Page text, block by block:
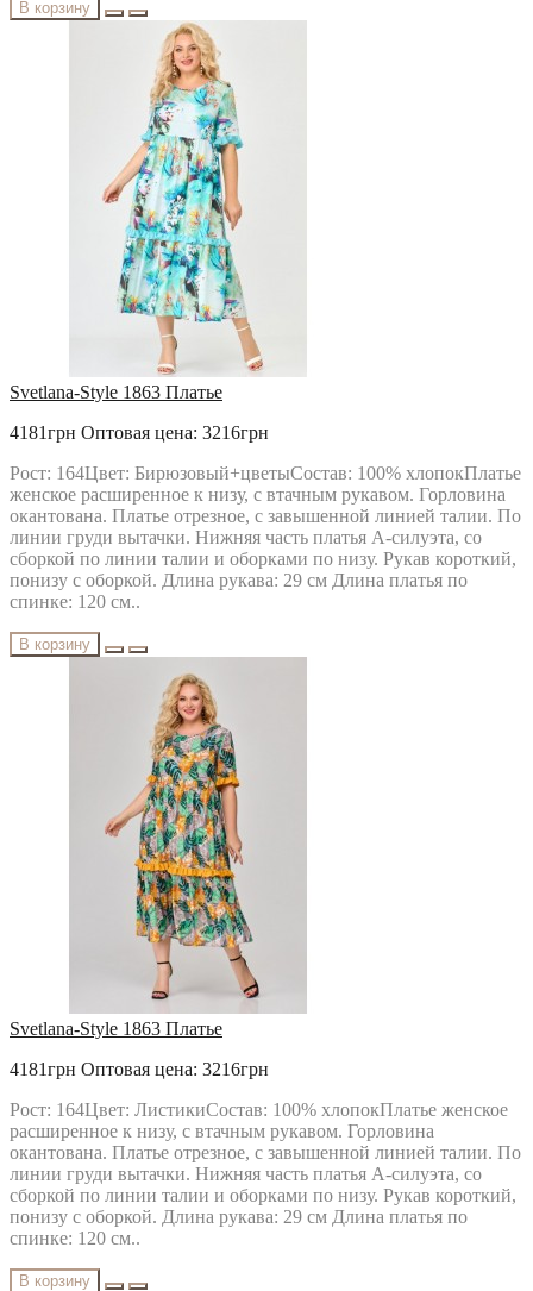
В корзину
Svetlana-Style 1863 Платье
4181грн Оптовая цена: 3216грн
Рост: 164Цвет: Бирюзовый+цветыСостав: 100% хлопокПлатье
женское расширенное к низу, с втачным рукавом. Горловина
окантована. Платье отрезное, с завышенной линией талии. По
линии груди вытачки. Нижняя часть платья А-силуэта, со
сборкой по линии талии и оборками по низу. Рукав короткий,
понизу с оборкой. Длина рукава: 29 см Длина платья по
спинке: 120 см..
В корзину
Svetlana-Style 1863 Платье
4181грн Оптовая цена: 3216грн
Рост: 164Цвет: ЛистикиСостав: 100% хлопокПлатье женское
расширенное к низу, с втачным рукавом. Горловина
окантована. Платье отрезное, с завышенной линией талии. По
линии груди вытачки. Нижняя часть платья А-силуэта, со
сборкой по линии талии и оборками по низу. Рукав короткий,
понизу с оборкой. Длина рукава: 29 см Длина платья по
спинке: 120 см..
В корзину